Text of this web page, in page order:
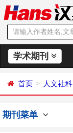
学术期刊
首页 人文社科
期刊菜单